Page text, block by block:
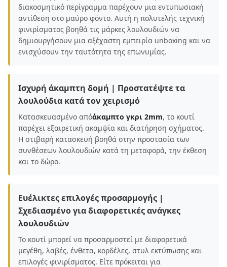
διακοσμητικό περίγραμμα παρέχουν μια εντυπωσιακή
αντίθεση στο μαύρο φόντο. Αυτή η πολυτελής τεχνική
φινιρίσματος βοηθά τις μάρκες λουλουδιών να
δημιουργήσουν μια αξέχαστη εμπειρία unboxing και να
ενισχύσουν την ταυτότητα της επωνυμίας.
Ισχυρή άκαμπτη δομή | Προστατέψτε τα
λουλούδια κατά τον χειρισμό
Κατασκευασμένο απόάκαμπτο γκρι 2mm, το κουτί
παρέχει εξαιρετική ακαμψία και διατήρηση σχήματος.
Η στιβαρή κατασκευή βοηθά στην προστασία των
συνθέσεων λουλουδιών κατά τη μεταφορά, την έκθεση
και το δώρο.
Ευέλικτες επιλογές προσαρμογής |
Σχεδιασμένο για διαφορετικές ανάγκες
λουλουδιών
Το κουτί μπορεί να προσαρμοστεί με διαφορετικά
μεγέθη, λαβές, ένθετα, κορδέλες, στυλ εκτύπωσης και
επιλογές φινιρίσματος. Είτε πρόκειται για